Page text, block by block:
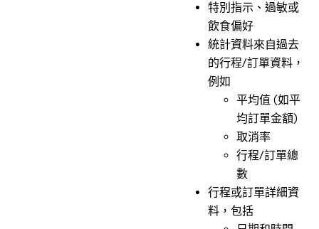
特別指示、過敏或
飲食偏好
統計資料來自過去
的行程/訂單資料，
例如
平均值 (如平
均訂單金額)
取消率
行程/訂單總
數
行程或訂單詳細資
料，包括